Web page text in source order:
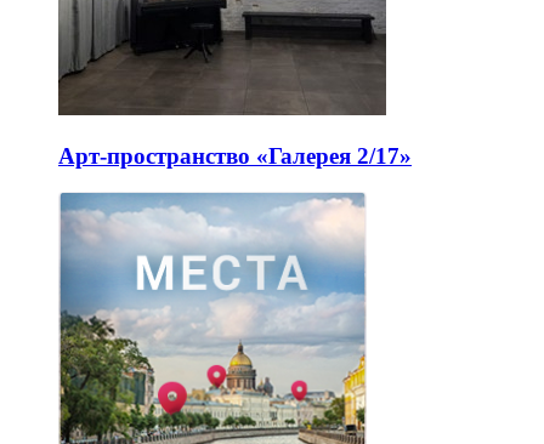
Арт-пространство «Галерея 2/17»